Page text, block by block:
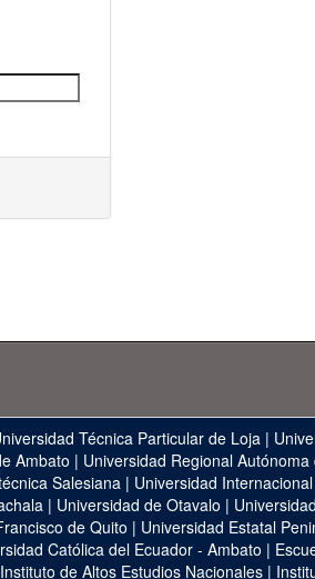
Técnica Particular de Loja |
Ambato | Universidad Regional Autónoma
Salesiana| Universidad
| Universidad de Otavalo |
de Quito | Universidad Estatal
Católica del Ecuador - Ambato |
Instituto de Altos Estudios Nacionales |